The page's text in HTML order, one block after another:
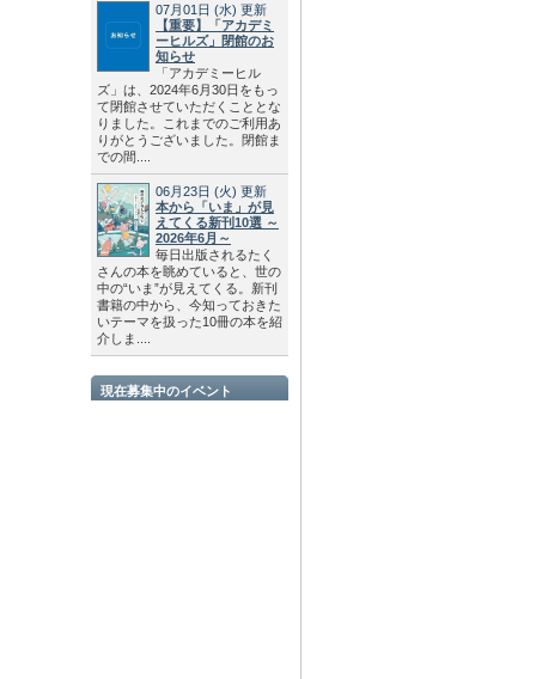
07月01日 (水) 更新
【重要】「アカデミ
ーヒルズ」閉館のお
知らせ
「アカデミーヒル
ズ」は、2024年6月30日をもっ
て閉館させていただくこととな
りました。これまでのご利用あ
りがとうございました。閉館ま
での間....
06月23日 (火) 更新
本から「いま」が見
えてくる新刊10選 ～
2026年6月～
毎日出版されるたく
さんの本を眺めていると、世の
中の“いま”が見えてくる。新刊
書籍の中から、今知っておきた
いテーマを扱った10冊の本を紹
介しま....
現在募集中のイベント